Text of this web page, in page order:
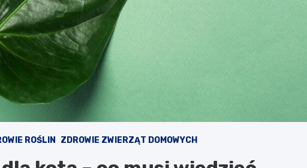
ROŚLIN ZDROWIE ZWIERZĄT DOMOWYCH